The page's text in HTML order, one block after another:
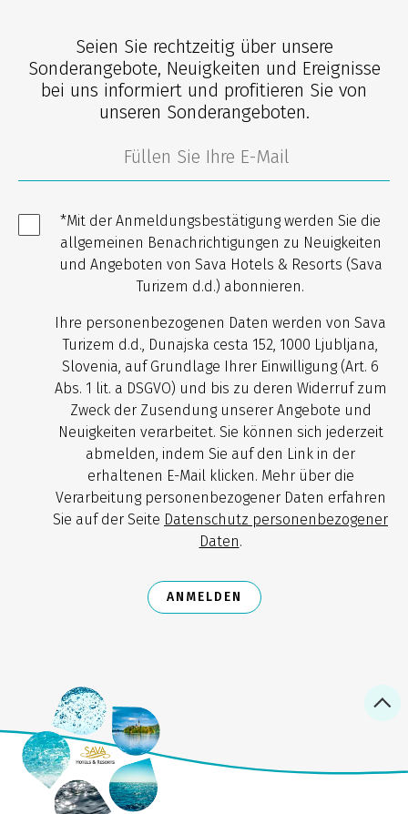
Seien Sie rechtzeitig über unsere
Sonderangebote, Neuigkeiten und Ereignisse
bei uns informiert und profitieren Sie von
unseren Sonderangeboten.
*Mit der Anmeldungsbestätigung werden Sie die
allgemeinen Benachrichtigungen zu Neuigkeiten
und Angeboten von Sava Hotels & Resorts (Sava
Turizem d.d.) abonnieren.
Ihre personenbezogenen Daten werden von Sava
Turizem d.d., Dunajska cesta 152, 1000 Ljubljana,
Slovenia, auf Grundlage Ihrer Einwilligung (Art. 6
Abs. 1 lit. a DSGVO) und bis zu deren Widerruf zum
Zweck der Zusendung unserer Angebote und
Neuigkeiten verarbeitet. Sie können sich jederzeit
abmelden, indem Sie auf den Link in der
erhaltenen E-Mail klicken. Mehr über die
Verarbeitung personenbezogener Daten erfahren
Sie auf der Seite Datenschutz personenbezogener
Daten.
ANMELDEN